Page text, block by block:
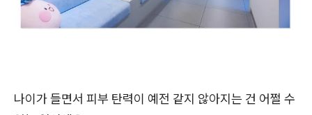
나이가 들면서 피부 탄력이 예전 같지 않아지는 건 어쩔 수